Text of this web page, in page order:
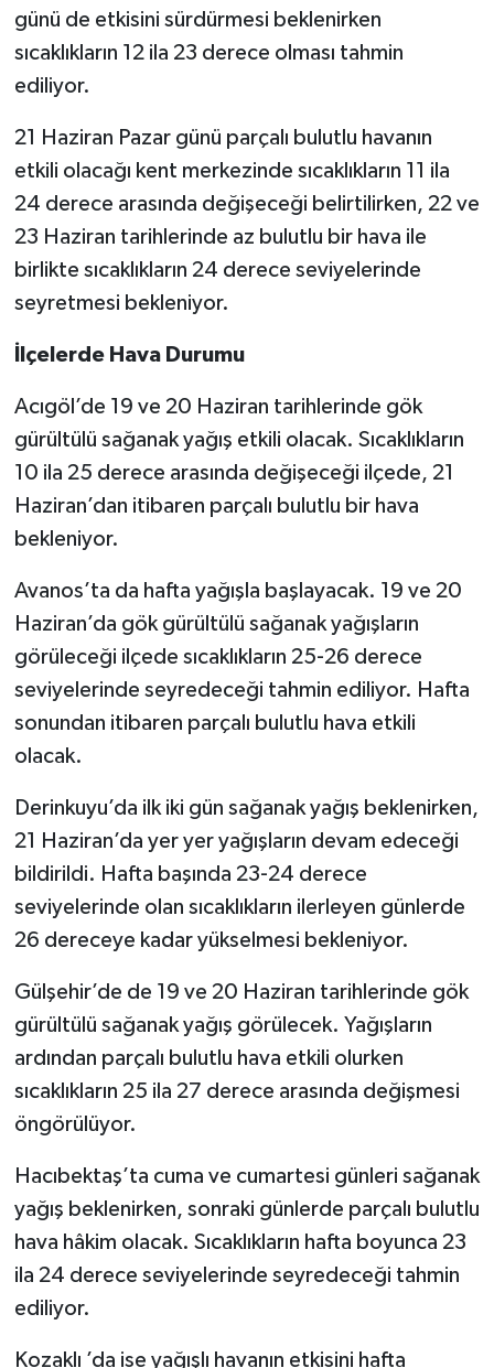
günü de etkisini sürdürmesi beklenirken
sıcaklıkların 12 ila 23 derece olması tahmin
ediliyor.
21 Haziran Pazar günü parçalı bulutlu havanın
etkili olacağı kent merkezinde sıcaklıkların 11 ila
24 derece arasında değişeceği belirtilirken, 22 ve
23 Haziran tarihlerinde az bulutlu bir hava ile
birlikte sıcaklıkların 24 derece seviyelerinde
seyretmesi bekleniyor.
İlçelerde Hava Durumu
Acıgöl’de 19 ve 20 Haziran tarihlerinde gök
gürültülü sağanak yağış etkili olacak. Sıcaklıkların
10 ila 25 derece arasında değişeceği ilçede, 21
Haziran’dan itibaren parçalı bulutlu bir hava
bekleniyor.
Avanos’ta da hafta yağışla başlayacak. 19 ve 20
Haziran’da gök gürültülü sağanak yağışların
görüleceği ilçede sıcaklıkların 25-26 derece
seviyelerinde seyredeceği tahmin ediliyor. Hafta
sonundan itibaren parçalı bulutlu hava etkili
olacak.
Derinkuyu’da ilk iki gün sağanak yağış beklenirken,
21 Haziran’da yer yer yağışların devam edeceği
bildirildi. Hafta başında 23-24 derece
seviyelerinde olan sıcaklıkların ilerleyen günlerde
26 dereceye kadar yükselmesi bekleniyor.
Gülşehir’de de 19 ve 20 Haziran tarihlerinde gök
gürültülü sağanak yağış görülecek. Yağışların
ardından parçalı bulutlu hava etkili olurken
sıcaklıkların 25 ila 27 derece arasında değişmesi
öngörülüyor.
Hacıbektaş’ta cuma ve cumartesi günleri sağanak
yağış beklenirken, sonraki günlerde parçalı bulutlu
hava hâkim olacak. Sıcaklıkların hafta boyunca 23
ila 24 derece seviyelerinde seyredeceği tahmin
ediliyor.
Kozaklı ’da ise yağışlı havanın etkisini hafta